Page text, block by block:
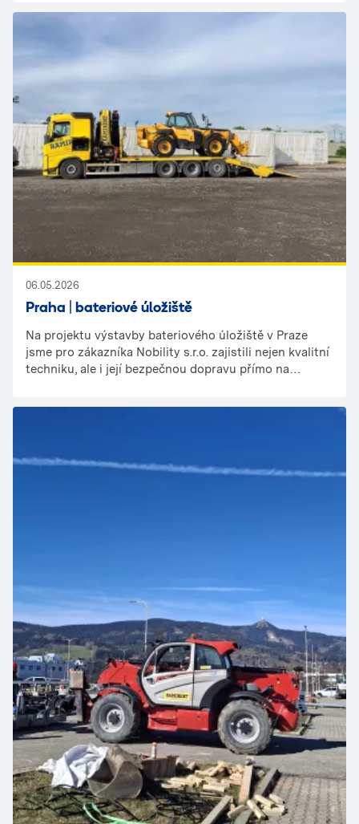
06.05.2026
Praha | bateriové úložiště
Na projektu výstavby bateriového úložiště v Praze
jsme pro zákazníka Nobility s.r.o. zajistili nejen kvalitní
techniku, ale i její bezpečnou dopravu přímo na